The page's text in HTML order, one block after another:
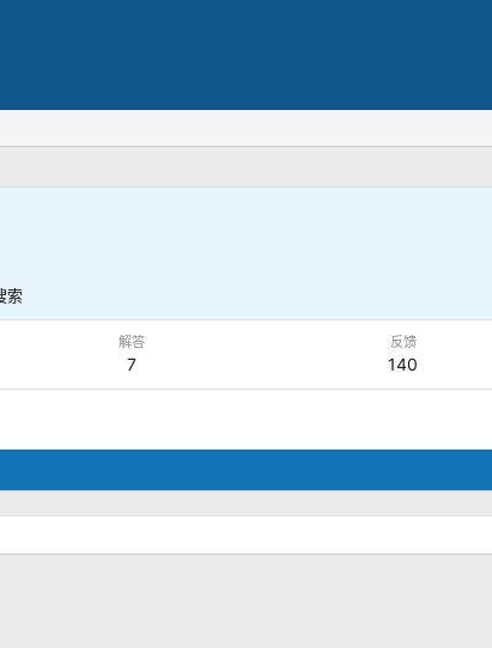
索
解答
7
反馈
140